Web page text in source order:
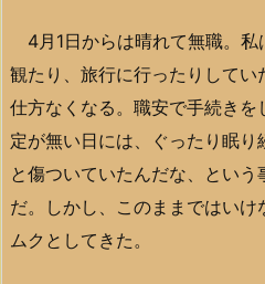
4月1日からは晴れて無職。私
観たり、旅行に行ったりしてい
仕方なくなる。職安で手続き
定が無い日には、ぐったり眠
と傷ついていたんだな、とい
だ。しかし、このままではいけ
ムクとしてきた。